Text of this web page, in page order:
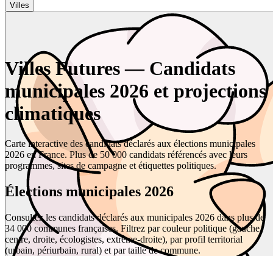
Villes
Villes Futures — Candidats
municipales 2026 et projections
climatiques
Carte interactive des candidats déclarés aux élections municipales
2026 en France. Plus de 50 000 candidats référencés avec leurs
programmes, sites de campagne et étiquettes politiques.
Élections municipales 2026
Consultez les candidats déclarés aux municipales 2026 dans plus de
34 000 communes françaises. Filtrez par couleur politique (gauche,
centre, droite, écologistes, extrême-droite), par profil territorial
(urbain, périurbain, rural) et par taille de commune.